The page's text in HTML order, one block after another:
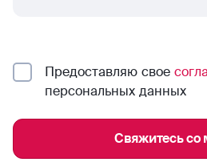
Предоставляю свое
персональных данных
Свяжитесь со